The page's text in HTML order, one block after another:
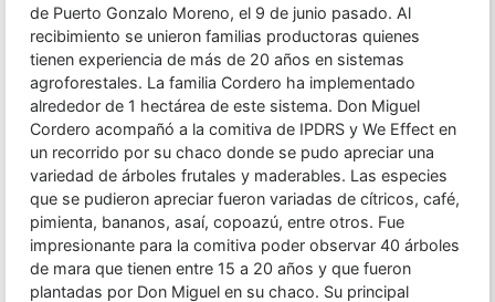
de Puerto Gonzalo Moreno, el 9 de junio pasado. Al
recibimiento se unieron familias productoras quienes
tienen experiencia de más de 20 años en sistemas
agroforestales. La familia Cordero ha implementado
alrededor de 1 hectárea de este sistema. Don Miguel
Cordero acompañó a la comitiva de IPDRS y We Effect en
un recorrido por su chaco donde se pudo apreciar una
variedad de árboles frutales y maderables. Las especies
que se pudieron apreciar fueron variadas de cítricos, café,
pimienta, bananos, asaí, copoazú, entre otros. Fue
impresionante para la comitiva poder observar 40 árboles
de mara que tienen entre 15 a 20 años y que fueron
plantadas por Don Miguel en su chaco. Su principal